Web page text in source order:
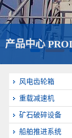
产品中心
风电齿轮箱
重载减速机
矿石破碎设备
船舶推进系统